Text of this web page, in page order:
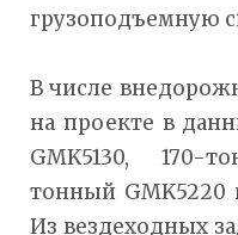
грузоподъемную
В числе
на проекте в
GMK5130, 170-
тонный GMK5220
Из вездеходных